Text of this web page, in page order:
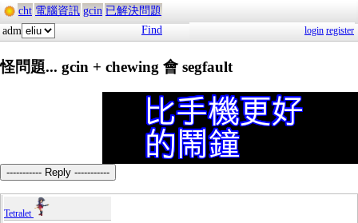
cht 電腦資訊 gcin 已解決問題
adm
Find login register
怪問題... gcin + chewing 會 segfault
----------- Reply -----------
Tetralet